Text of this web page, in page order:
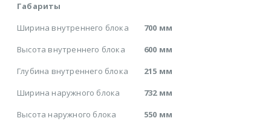
Габариты
Ширина внутреннего блока
700 мм
Высота внутреннего блока
600 мм
Глубина внутреннего блока
215 мм
Ширина наружного блока
732 мм
Высота наружного блока
550 мм